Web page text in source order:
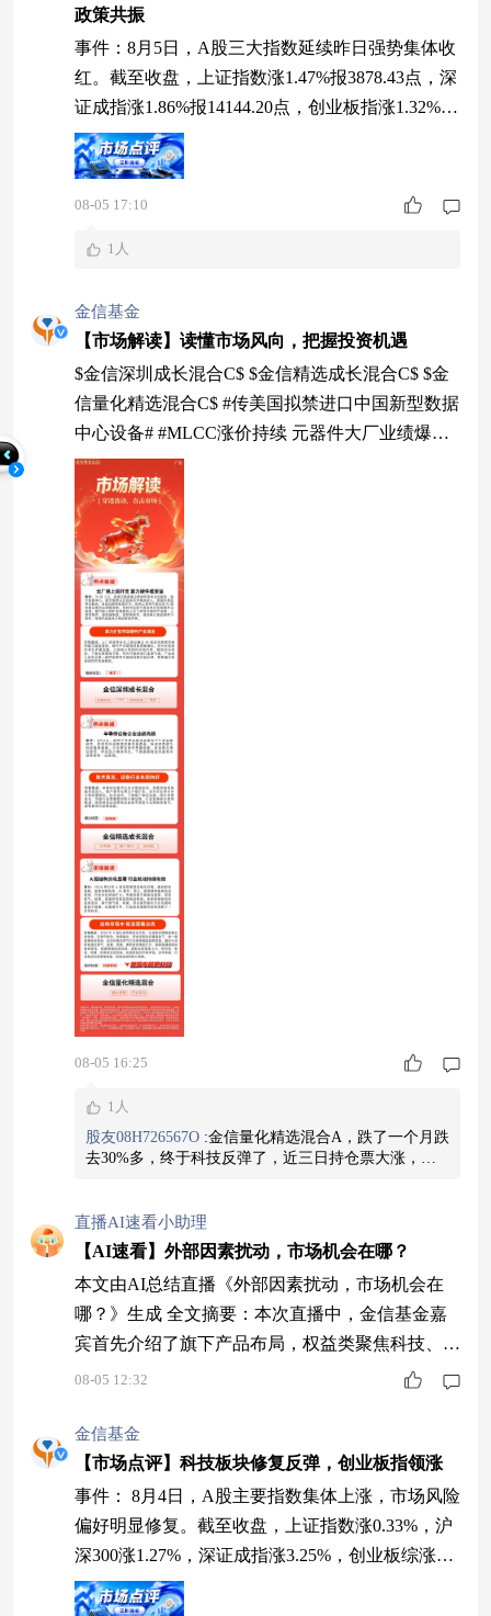
政策共振
事件：8月5日，A股三大指数延续昨日强势集体收
红。截至收盘，上证指数涨1.47%报3878.43点，深
证成指涨1.86%报14144.20点，创业板指涨1.32%报
3535.14点；科创50涨4.78%报1693.67点领跑全
场，中证500、中证1000分别涨2.65%、2.94%，中
小盘风格占优。全市场上涨3725家、下跌1621家，
应回暖。沪深
08-05 17:10
1人
金信基金
【市场解读】读懂市场风向，把握投资机遇
$金信深圳成长混合C$ $金信精选成长混合C$ $金
信量化精选混合C$ #传美国拟禁进口中国新型数据
中心设备# #MLCC涨价持续 元器件大厂业绩爆发#
#机构：8月修复可期！哪些方向值得布局？#
08-05 16:25
1人
股友08H726567O :金信量化精选混合A，跌了一个月跌
去30%多，终于科技反弹了，近三日持仓票大涨，平
实际不符，为何？自允许大幅跌，不允许涨？
直播AI速看小助理
【AI速看】外部因素扰动，市场机会在哪？
本文由AI总结直播《外部因素扰动，市场机会在
哪？》生成 全文摘要：本次直播中，金信基金嘉
宾首先介绍了旗下产品布局，权益类聚焦科技、军
工等领域，固收类侧重城投债。随后分析了AI软
产。嘉宾认为国内AI产业链具备全球竞争力，短
期情绪扰动不改长期逻辑，国产替代加速。科技板
块波动较大，建议结合银行配置平滑风险，并推荐
了关注智慧金融和半导体国产替代的两只混合基
金。最
08-05 12:32
金信基金
【市场点评】科技板块修复反弹，创业板指领涨
事件： 8月4日，A股主要指数集体上涨，市场风险
偏好明显修复。截至收盘，上证指数涨0.33%，沪
深300涨1.27%，深证成指涨3.25%，创业板综涨4.6
2%，科创综指涨4.77%，北证50涨1.62%，中证100